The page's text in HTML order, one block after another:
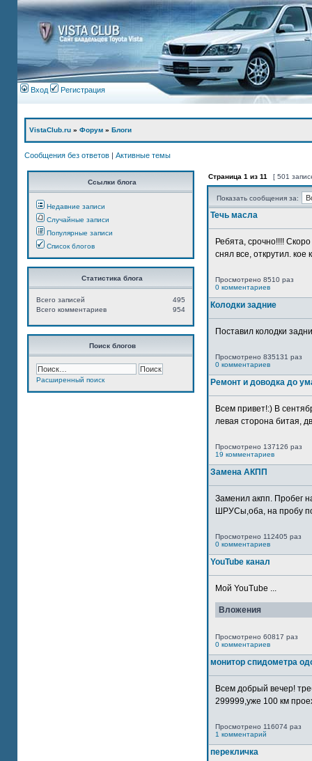
Вход Регистрация
VistaClub.ru » Форум » Блоги
Сообщения без ответов | Активные темы
Ссылки блога
Недавние записи
Случайные записи
Популярные записи
Список блогов
Статистика блога
495
Всего записей
954
Всего комментариев
Поиск блогов
Расширенный поиск
Страница 1 из 11 [ 501
Показать сообщения за:
Течь масла
Ребята, срочно!!!!
снял все, открутил. кое
Просмотрено 8510 раз
0 комментариев
Колодки задние
Поставил колодки
Просмотрено 835131 раз
0 комментариев
Ремонт и доводка до
Всем привет!:) В
левая сторона битая,
Просмотрено 137126 раз
19 комментариев
Замена АКПП
Заменил акпп. Пробег
ШРУСы,оба, на пробу
Просмотрено 112405 раз
0 комментариев
YouTube канал
Мой YouTube ...
Вложения
Просмотрено 60817 раз
0 комментариев
монитор спидометра
Всем добрый вечер!
299999,уже 100 км
Просмотрено 116074 раз
1 комментарий
перекличка